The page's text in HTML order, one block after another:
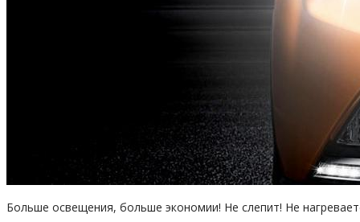
Больше освещения, больше экономии! Не слепит! Не